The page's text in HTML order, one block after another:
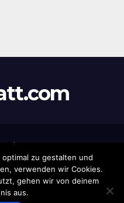
zu gestalten und
verwenden wir Cookies.
gehen wir von deinem
aus.